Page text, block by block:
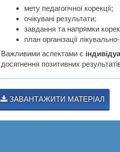
мету педагогічної корекції;
очікувані результати;
завдання та напрямки
план організації
Важливими аспектами є
досягнення позитивних
ЗАВАНТАЖИТИ МАТЕРІАЛ